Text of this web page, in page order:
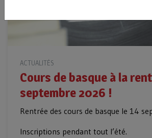
ACTUALITÉS
Cours de basque à la
septembre 2026 !
Rentrée des cours de basque le 14
Inscriptions pendant tout l’été.